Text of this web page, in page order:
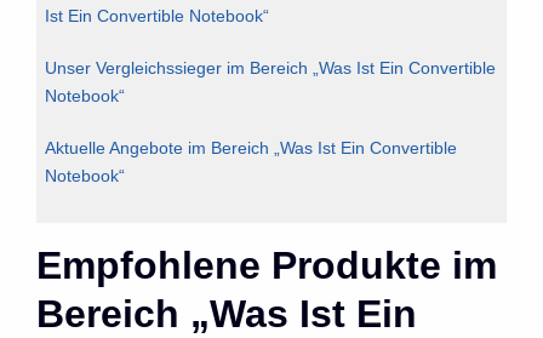
Ist Ein Convertible Notebook“
Unser Vergleichssieger im Bereich „Was Ist Ein Convertible
Notebook“
Aktuelle Angebote im Bereich „Was Ist Ein Convertible
Notebook“
Empfohlene Produkte im
Bereich „Was Ist Ein